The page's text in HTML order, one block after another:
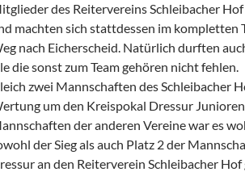
des Reitervereins Schleibacher Hof
machten sich stattdessen im kompletten
nach Eicherscheid. Natürlich durften
die sonst zum Team gehören nicht fehlen.
zwei Mannschaften des Schleibacher
umden Kreispokal Dressur
der anderen Vereine war es
der Sieg als auch Platz 2 der
an den Reiterverein Schleibacher Hof